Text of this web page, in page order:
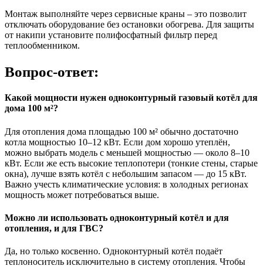
Монтаж выполняйте через сервисные краны – это позволит
отключать оборудование без остановки обогрева. Для защиты
от накипи установите полифосфатный фильтр перед
теплообменником.
Вопрос-ответ:
Какой мощности нужен одноконтурный газовый котёл для
дома 100 м²?
Для отопления дома площадью 100 м² обычно достаточно
котла мощностью 10–12 кВт. Если дом хорошо утеплён,
можно выбрать модель с меньшей мощностью — около 8–10
кВт. Если же есть высокие теплопотери (тонкие стены, старые
окна), лучше взять котёл с небольшим запасом — до 15 кВт.
Важно учесть климатические условия: в холодных регионах
мощность может потребоваться выше.
Можно ли использовать одноконтурный котёл и для
отопления, и для ГВС?
Да, но только косвенно. Одноконтурный котёл подаёт
теплоноситель исключительно в систему отопления. Чтобы